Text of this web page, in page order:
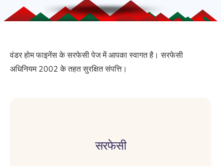
वंडर होम फाइनेंस के सरफेसी पेज में आपका स्वागत है। सरफेसी
अधिनियम 2002 के तहत सुरक्षित संपत्ति।
सरफेसी